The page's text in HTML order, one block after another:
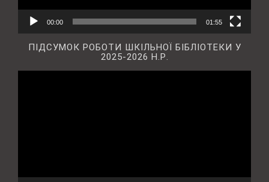
00:00 01:55
ПІДСУМОК РОБОТИ ШКІЛЬНОЇ БІБЛІОТЕКИ У
2025-2026 Н.Р.